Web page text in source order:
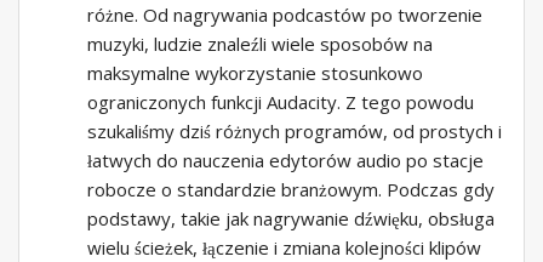
różne. Od nagrywania podcastów po tworzenie
muzyki, ludzie znaleźli wiele sposobów na
maksymalne wykorzystanie stosunkowo
ograniczonych funkcji Audacity. Z tego powodu
szukaliśmy dziś różnych programów, od prostych i
łatwych do nauczenia edytorów audio po stacje
robocze o standardzie branżowym. Podczas gdy
podstawy, takie jak nagrywanie dźwięku, obsługa
wielu ścieżek, łączenie i zmiana kolejności klipów